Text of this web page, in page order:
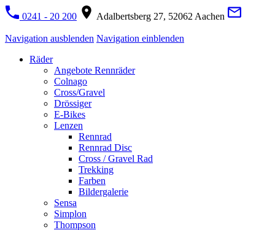
0241 - 20 200 Adalbertsberg 27, 52062 Aachen
Navigation ausblenden Navigation einblenden
Räder
Angebote Rennräder
Colnago
Cross/Gravel
Drössiger
E-Bikes
Lenzen
Rennrad
Rennrad Disc
Cross / Gravel Rad
Trekking
Farben
Bildergalerie
Sensa
Simplon
Thompson